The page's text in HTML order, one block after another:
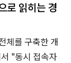
로 읽히는 경
체를 구축한 개
"동시 접속자